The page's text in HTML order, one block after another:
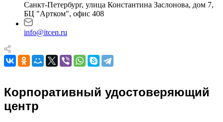
Санкт-Петербург, улица Константина Заслонова, дом 7,
БЦ "Артком", офис 408
info@itcen.ru
Корпоративный удостоверяющий
центр